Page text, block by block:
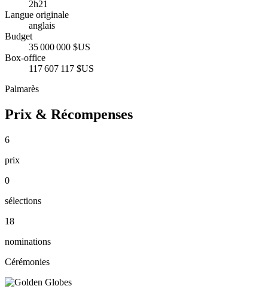
2h21
Langue originale
anglais
Budget
35 000 000 $US
Box-office
117 607 117 $US
Palmarès
Prix & Récompenses
6
prix
0
sélections
18
nominations
Cérémonies